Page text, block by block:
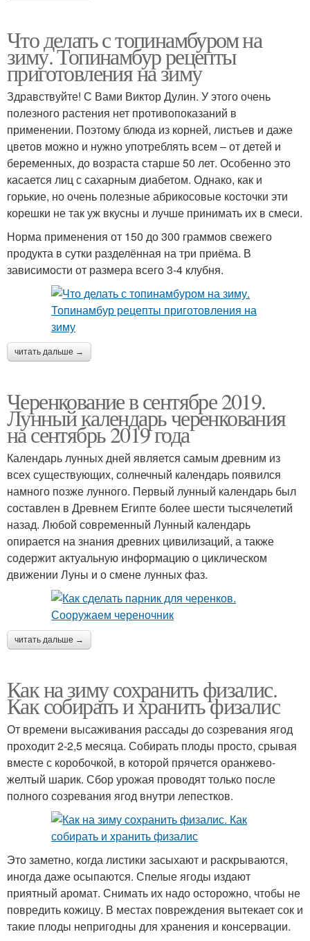
Что делать с топинамбуром на
зиму. Топинамбур рецепты
приготовления на зиму
Здравствуйте! С Вами Виктор Дулин. У этого очень
полезного растения нет противопоказаний в
применении. Поэтому блюда из корней, листьев и даже
цветов можно и нужно употреблять всем – от детей и
беременных, до возраста старше 50 лет. Особенно это
касается лиц с сахарным диабетом. Однако, как и
горькие, но очень полезные абрикосовые косточки эти
корешки не так уж вкусны и лучше принимать их в смеси.
Норма применения от 150 до 300 граммов свежего
продукта в сутки разделённая на три приёма. В
зависимости от размера всего 3-4 клубня.
читать дальше →
Черенкование в сентябре 2019.
Лунный календарь черенкования
на сентябрь 2019 года
Календарь лунных дней является самым древним из
всех существующих, солнечный календарь появился
намного позже лунного. Первый лунный календарь был
составлен в Древнем Египте более шести тысячелетий
назад. Любой современный Лунный календарь
опирается на знания древних цивилизаций, а также
содержит актуальную информацию о циклическом
движении Луны и о смене лунных фаз.
читать дальше →
Как на зиму сохранить физалис.
Как собирать и хранить физалис
От времени высаживания рассады до созревания ягод
проходит 2-2,5 месяца. Собирать плоды просто, срывая
вместе с коробочкой, в которой прячется оранжево-
желтый шарик. Сбор урожая проводят только после
полного созревания ягод внутри лепестков.
Это заметно, когда листики засыхают и раскрываются,
иногда даже осыпаются. Спелые ягоды издают
приятный аромат. Снимать их надо осторожно, чтобы не
повредить кожицу. В местах повреждения вытекает сок и
такие плоды непригодны для хранения и консервации.